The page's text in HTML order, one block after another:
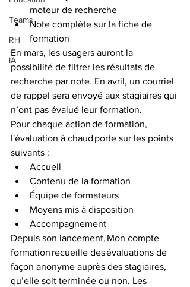
Teams
RH
IA
moteur de recherche
Note complète sur la fiche de
formation
En mars, les usagers auront la
possibilité de filtrer les résultats de
recherche par note. En avril, un courriel
de rappel sera envoyé aux stagiaires qui
n’ont pas évalué leur formation.
Pour chaque action de formation, ​
l'évaluation à chaud porte sur les points
suivants :
Accueil ​
Contenu de la formation ​
Équipe de formateurs ​
Moyens mis à disposition ​
Accompagnement
Depuis son lancement, Mon compte
formation recueille des évaluations de
façon anonyme auprès des stagiaires,
qu’elle soit terminée ou non. Les